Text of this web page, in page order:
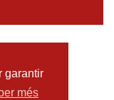
garantir
més